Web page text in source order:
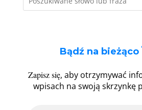
Bądź na bieżąco
Zapisz się, aby otrzymywać
wpisach na swoją skrzynkę